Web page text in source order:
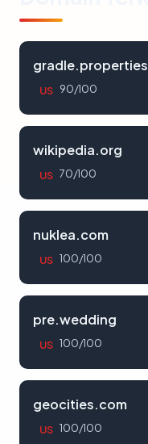
gradle.properties
US 90/100
wikipedia.org
US 70/100
nuklea.com
US 100/100
pre.wedding
US 100/100
geocities.com
US 100/100